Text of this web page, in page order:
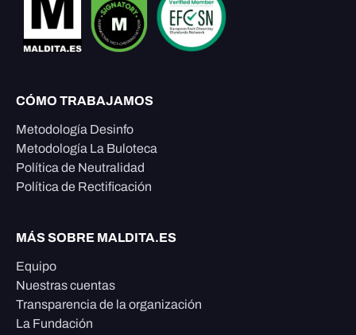
CÓMO TRABAJAMOS
Metodología Desinfo
Metodología La Buloteca
Política de Neutralidad
Política de Rectificación
MÁS SOBRE MALDITA.ES
Equipo
Nuestras cuentas
Transparencia de la organización
La Fundación